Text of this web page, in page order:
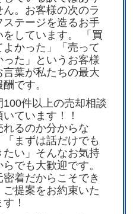
ん。お客様の次のラ
ステージを造るお手
をしています。 「買
よかった」「売って
った」というお客様
言葉が私たちの最大
です。
100件以上の売却相談
いています！！
れるのか分からな
「まずは話だけでも
たい」そんなお気持
らでも大歓迎です。
密着だからこそでき
ご提案をお約束いた
す！